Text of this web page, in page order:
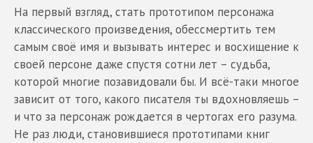
На первый взгляд, стать прототипом персонажа
классического произведения, обессмертить тем
самым своё имя и вызывать интерес и восхищение к
своей персоне даже спустя сотни лет – судьба,
которой многие позавидовали бы. И всё-таки многое
зависит от того, какого писателя ты вдохновляешь –
и что за персонаж рождается в чертогах его разума.
Не раз люди, становившиеся прототипами книг